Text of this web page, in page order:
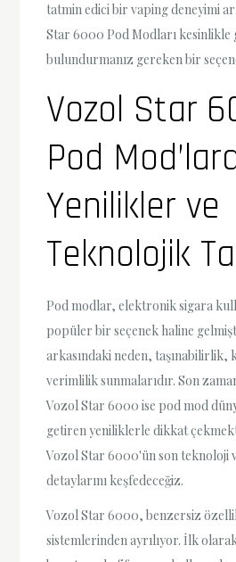
tatmin edici bir vaping deneyimi
Star 6000 Pod Modları kesinlikle
bulundurmanız gereken bir
Vozol Star
Pod
Yenilikler ve
Teknolojik
Pod modlar, elektronik sigara
popüler bir seçenek haline
arkasındaki neden, taşınabilirlik,
verimlilik sunmalarıdır. Son
Vozol Star 6000 ise pod mod
getiren yeniliklerle dikkat
Vozol Star 6000'ün son teknoloji
detaylarını keşfedeceğiz.
Vozol Star 6000, benzersiz
sistemlerinden ayrılıyor. İlk